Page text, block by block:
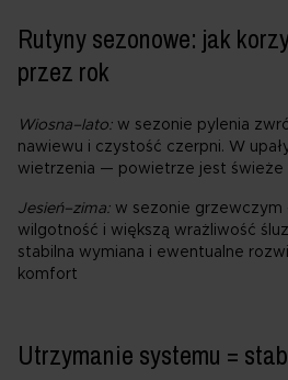
Rutyny sezonowe: jak
przez rok
Wiosna–lato: w sezonie pylenia
nawiewu i czystość czerpni. W
wietrzenia — powietrze jest świeże
Jesień–zima: w sezonie grzewczym
wilgotność i większą wrażliwość
stabilna wymiana i ewentualne
komfort
Utrzymanie systemu =